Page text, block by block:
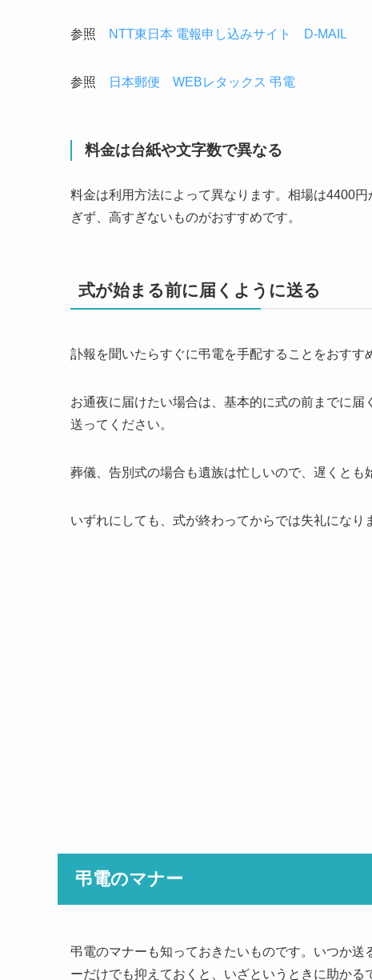
参照 NTT東日本 電報申し込みサイト D-MAIL
参照 日本郵便 WEBレタックス 弔電
料金は台紙や文字数で異なる
料金は利用方法によって異なります。相場は4400
ぎず、高すぎないものがおすすめです。
式が始まる前に届くように送る
訃報を聞いたらすぐに弔電を手配することをおすす
お通夜に届けたい場合は、基本的に式の前までに
送ってください。
葬儀、告別式の場合も遺族は忙しいので、遅くとも
いずれにしても、式が終わってからでは失礼になり
弔電のマナー
弔電のマナーも知っておきたいものです。いつか
ーだけでも抑えておくと、いざというときに助かる